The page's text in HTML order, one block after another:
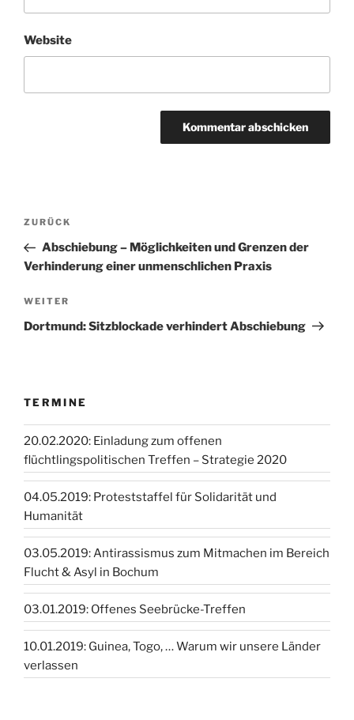
Website
Beitragsnavigation
Vorheriger
Beitrag
ZURÜCK
Abschiebung – Möglichkeiten und Grenzen der
Verhinderung einer unmenschlichen Praxis
Nächster
Beitrag
WEITER
Dortmund: Sitzblockade verhindert Abschiebung
TERMINE
20.02.2020: Einladung zum offenen
flüchtlingspolitischen Treffen – Strategie 2020
04.05.2019: Proteststaffel für Solidarität und
Humanität
03.05.2019: Antirassismus zum Mitmachen im Bereich
Flucht & Asyl in Bochum
03.01.2019: Offenes Seebrücke-Treffen
10.01.2019: Guinea, Togo, … Warum wir unsere Länder
verlassen